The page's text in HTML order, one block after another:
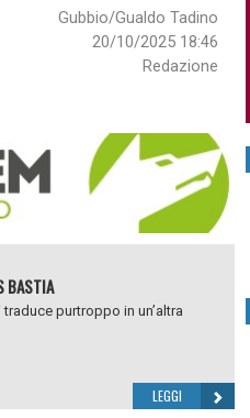
Gubbio/Gualdo Tadino
20/10/2025 18:46
Redazione
BASTIA
purtroppo in un’altra
LEGGI